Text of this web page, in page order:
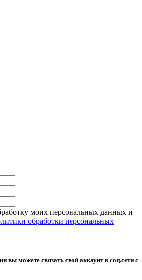
моих персональных данных и
обработки персональных
вы можете связать свой аккаунт в соц.сети с